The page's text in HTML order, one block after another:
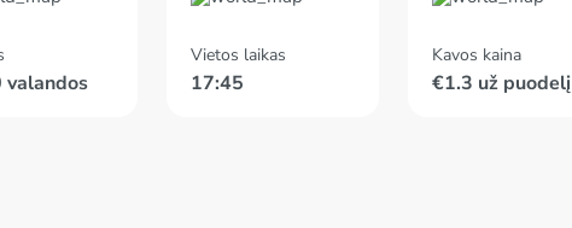
valandos
Vietos laikas
17:45
Kavos kaina
€1.3 už puodelį